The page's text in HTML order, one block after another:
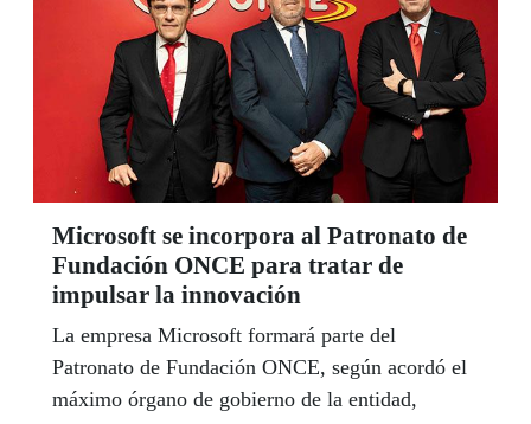
Microsoft se incorpora al Patronato de
Fundación ONCE para tratar de
impulsar la innovación
La empresa Microsoft formará parte del
Patronato de Fundación ONCE, según acordó el
máximo órgano de gobierno de la entidad,